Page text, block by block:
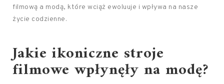
filmową a modą, które wciąż ewoluuje i wpływa na nasze
życie codzienne.
Jakie ikoniczne stroje
filmowe wpłynęły na modę?